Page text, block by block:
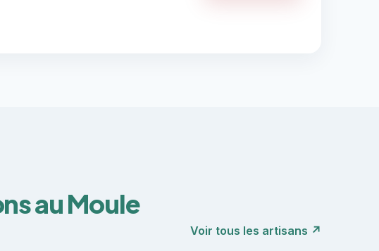
au Moule
Voir tous les artisans ↗